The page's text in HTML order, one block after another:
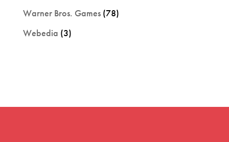
Warner Bros. Games(78)
Webedia (3)